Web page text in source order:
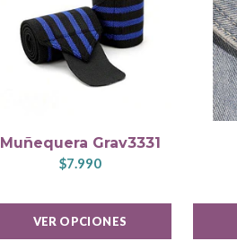
Muñequera Grav3331
$7.990
VER OPCIONES